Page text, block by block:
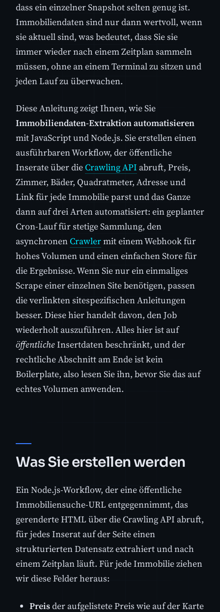
dass ein einzelner Snapshot selten genug ist.
Immobiliendaten sind nur dann wertvoll, wenn
sie aktuell sind, was bedeutet, dass Sie sie
immer wieder nach einem Zeitplan sammeln
müssen, ohne an einem Terminal zu sitzen und
jeden Lauf zu überwachen.
Diese Anleitung zeigt Ihnen, wie Sie
Immobiliendaten-Extraktion automatisieren
mit JavaScript und Node.js. Sie erstellen einen
ausführbaren Workflow, der öffentliche
Inserate über dieCrawling API abruft, Preis,
Zimmer, Bäder, Quadratmeter, Adresse und
Link für jede Immobilie parst und das Ganze
dann auf drei Arten automatisiert: ein geplanter
Cron-Lauf für stetige Sammlung, den
asynchronenCrawlermit einem Webhook für
hohes Volumen und einen einfachen Store für
die Ergebnisse. Wenn Sie nur ein einmaliges
Scrape einer einzelnen Site benötigen, passen
die verlinkten sitespezifischen Anleitungen
besser. Diese hier handelt davon, den Job
wiederholt auszuführen. Alles hier ist auf
öffentlicheInsertdaten beschränkt, und der
rechtliche Abschnitt am Ende ist kein
Boilerplate, also lesen Sie ihn, bevor Sie das auf
echtes Volumen anwenden.
Was Sie erstellen werden
Ein Node.js-Workflow, der eine öffentliche
Immobiliensuche-URL entgegennimmt, das
gerenderte HTML über die Crawling API abruft,
für jedes Inserat auf der Seite einen
strukturierten Datensatz extrahiert und nach
einem Zeitplan läuft. Für jede Immobilie ziehen
wir diese Felder heraus:
Preisder aufgelistete Preis wie auf der Karte